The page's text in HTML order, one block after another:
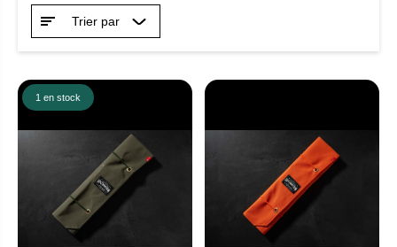
Trier par
1 en stock